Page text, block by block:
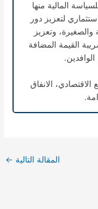
المالية منها
لتعزيز دور
وتعزيز
القيمة المضافة
الاقتصادي، الانفاق
المقالة التالية ←